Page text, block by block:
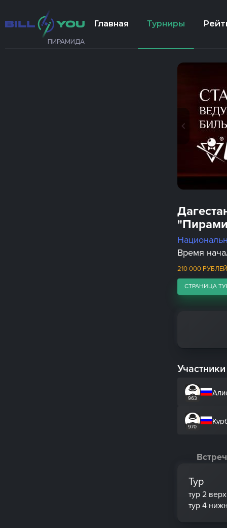
ПИРАМИДА
Главная Турниры
Время
210 000 РУБЛЕЙ
СТРАНИЦА
963
970
Тур
тур 2
тур 4